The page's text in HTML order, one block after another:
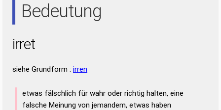
Bedeutung
irret
siehe Grundform : irren
etwas fälschlich für wahr oder richtig halten, eine
falsche Meinung von jemandem, etwas haben